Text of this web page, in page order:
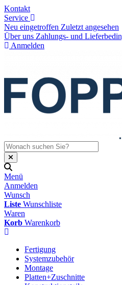
Kontakt
Service
Neu eingetroffen Zuletzt angesehen
Über uns Zahlungs- und
Anmelden
Menü
Anmelden
Wunsch
Liste Wunschliste
Waren
Korb Warenkorb
Fertigung
Systemzubehör
Montage
Platten+Zuschnitte